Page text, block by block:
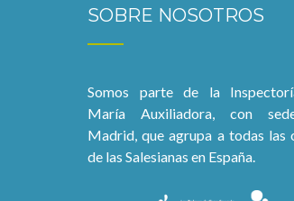
SOBRE NOSOTROS
Somos parte de la
María Auxiliadora, con
Madrid, que agrupa a todas las
de las Salesianas en España.